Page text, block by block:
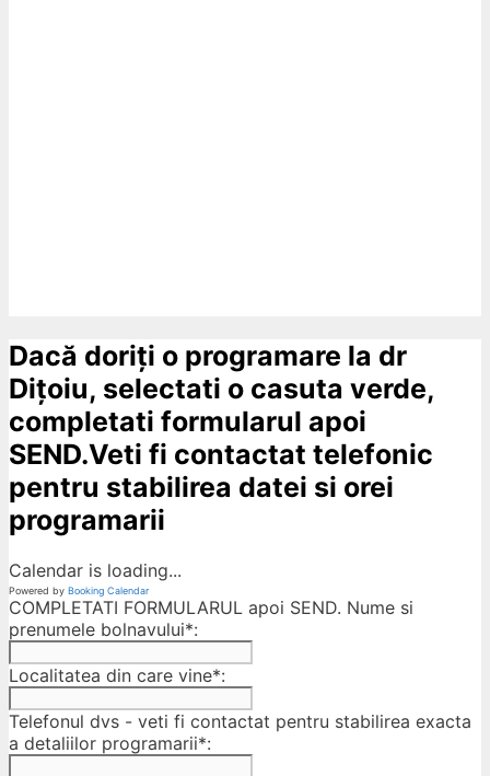
Dacă doriți o programare la dr
Dițoiu, selectati o casuta verde,
completati formularul apoi
SEND.Veti fi contactat telefonic
pentru stabilirea datei si orei
programarii
Calendar is loading...
Powered by Booking Calendar
COMPLETATI FORMULARUL apoi SEND. Nume si
prenumele bolnavului*:
Localitatea din care vine*:
Telefonul dvs - veti fi contactat pentru stabilirea exacta
a detaliilor programarii*: